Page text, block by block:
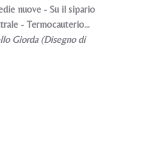
nuove - Su il sipario
- Termocauterio...
Giorda (Disegno di